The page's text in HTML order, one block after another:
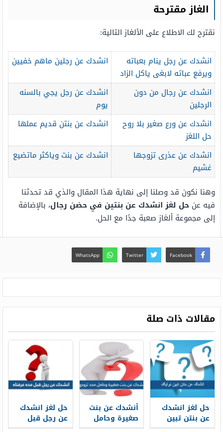
الغاز مقترحة
نقترح لك الاطلاع على الألغاز التالية:
انشدك عن رجل ينام بعباته
ويرفع عباته لابغى ياكل الزاد
انشدك عن رجلين ماهم خفيين
انشدك عن رجال من دون
الرجلين
انشدك عن رجل يجي بالسنه
يوم
انشدك عن ورع صغير بلا روح
حل اللغز
انشدك عن بنتن قديم عملها
انشدك عن عذرى تزوجها
غشيم
انشدك عن بنت وياكثر ماتضيع
وهنا نكون قد وصلنا إلى نهاية هذا المقال والذي قد تحدثنا
فيه عن حل لغز انشدك عن بنتين في حضن رجال، بالإضافة
إلى مجموعة ألغاز صعبة جدًا مع الحل.
Facebook
Twitter
WhatsApp
مقالات ذات صلة
حل لغز انشدك
عن بنتن تبين
نواياك
أنشدك عن بنت
صغيرة وحامل
محد تزوجها ولا
حل لغز انشدك
عن رجل قبل
مده عرفناه